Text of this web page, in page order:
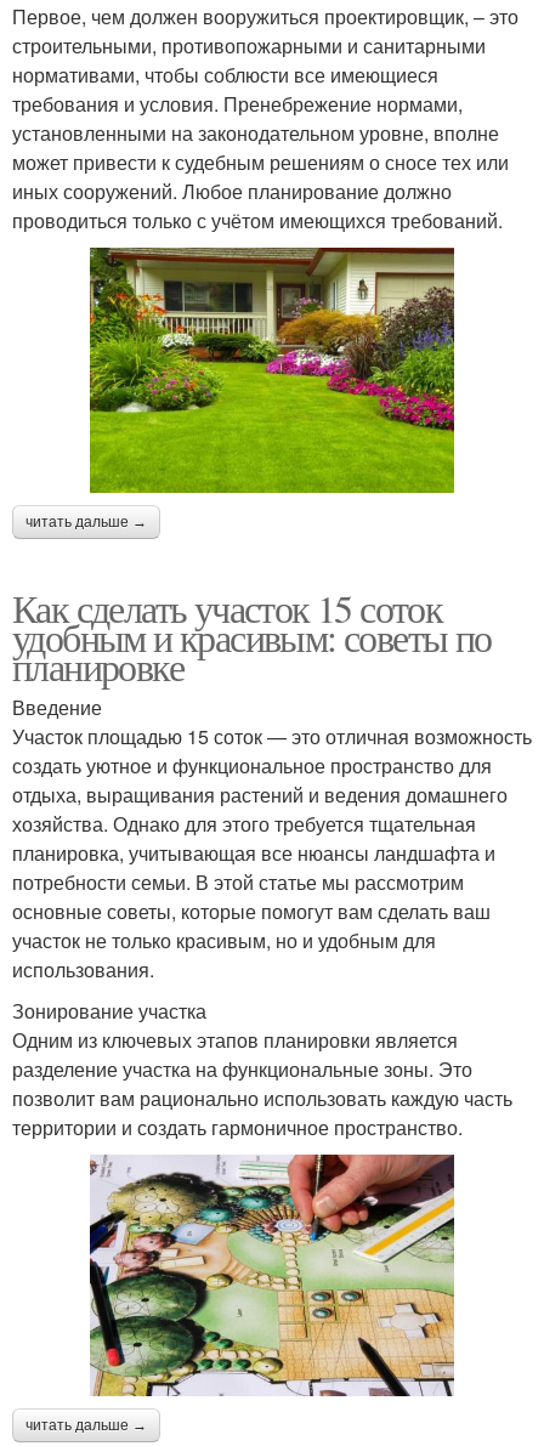
Первое, чем должен вооружиться проектировщик, – это
строительными, противопожарными и санитарными
нормативами, чтобы соблюсти все имеющиеся
требования и условия. Пренебрежение нормами,
установленными на законодательном уровне, вполне
может привести к судебным решениям о сносе тех или
иных сооружений. Любое планирование должно
проводиться только с учётом имеющихся требований.
читать дальше →
Как сделать участок 15 соток
удобным и красивым: советы по
планировке
Введение
Участок площадью 15 соток — это отличная возможность
создать уютное и функциональное пространство для
отдыха, выращивания растений и ведения домашнего
хозяйства. Однако для этого требуется тщательная
планировка, учитывающая все нюансы ландшафта и
потребности семьи. В этой статье мы рассмотрим
основные советы, которые помогут вам сделать ваш
участок не только красивым, но и удобным для
использования.
Зонирование участка
Одним из ключевых этапов планировки является
разделение участка на функциональные зоны. Это
позволит вам рационально использовать каждую часть
территории и создать гармоничное пространство.
читать дальше →